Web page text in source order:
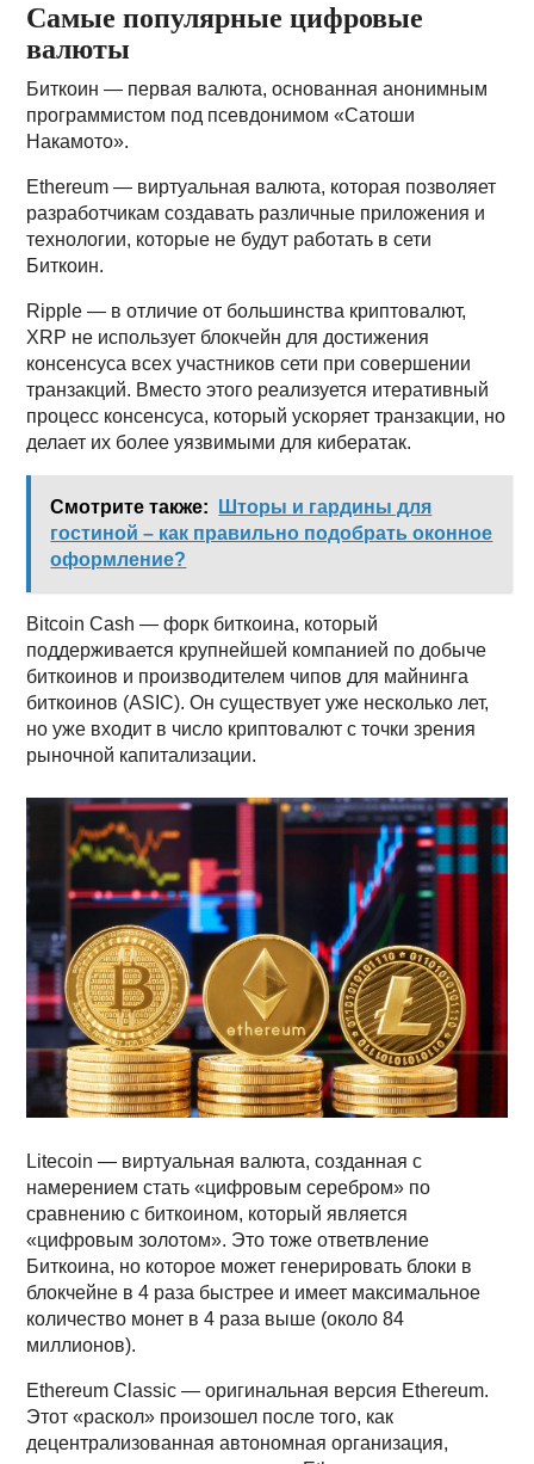
Самые популярные цифровые
валюты
Биткоин — первая валюта, основанная анонимным
программистом под псевдонимом «Сатоши
Накамото».
Ethereum — виртуальная валюта, которая позволяет
разработчикам создавать различные приложения и
технологии, которые не будут работать в сети
Биткоин.
Ripple — в отличие от большинства криптовалют,
XRP не использует блокчейн для достижения
консенсуса всех участников сети при совершении
транзакций. Вместо этого реализуется итеративный
процесс консенсуса, который ускоряет транзакции, но
делает их более уязвимыми для кибератак.
Смотрите также:
Шторы и гардины для
гостиной – как правильно подобрать оконное
оформление?
Bitcoin Cash — форк биткоина, который
поддерживается крупнейшей компанией по добыче
биткоинов и производителем чипов для майнинга
биткоинов (ASIC). Он существует уже несколько лет,
но уже входит в число криптовалют с точки зрения
рыночной капитализации.
Litecoin — виртуальная валюта, созданная с
намерением стать «цифровым серебром» по
сравнению с биткоином, который является
«цифровым золотом». Это тоже ответвление
Биткоина, но которое может генерировать блоки в
блокчейне в 4 раза быстрее и имеет максимальное
количество монет в 4 раза выше (около 84
миллионов).
Ethereum Classic — оригинальная версия Ethereum.
Этот «раскол» произошел после того, как
децентрализованная автономная организация,